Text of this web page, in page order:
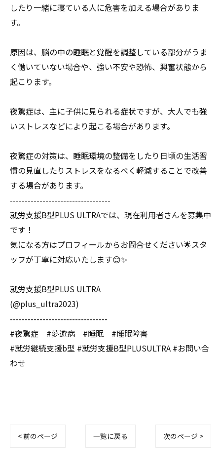
したり一緒に寝ている人に危害を加える場合がありま
す。
原因は、脳の中の睡眠と覚醒を調整している部分がうま
く働いていない場合や、強い不安や恐怖、興奮状態から
起こります。
夜驚症は、主に子供に見られる症状ですが、大人でも強
いストレスなどにより起こる場合があります。
夜驚症の対策は、睡眠環境の整備をしたり日頃の生活習
慣の見直したりストレスをなるべく軽減することで改善
する場合があります。
----------------------------------
就労支援B型PLUS ULTRAでは、現在利用者さんを募集中
です！
気になる方はプロフィールからお問合せください🌟スタ
ッフが丁寧に対応いたします😊✨
就労支援B型PLUS ULTRA
(@plus_ultra2023)
---------------------------------
#夜驚症 #夢遊病 #睡眠 #睡眠障害
#就労継続支援b型 #就労支援B型PLUSULTRA #お問い合
わせ
< 前のページ 一覧に戻る 次のページ >